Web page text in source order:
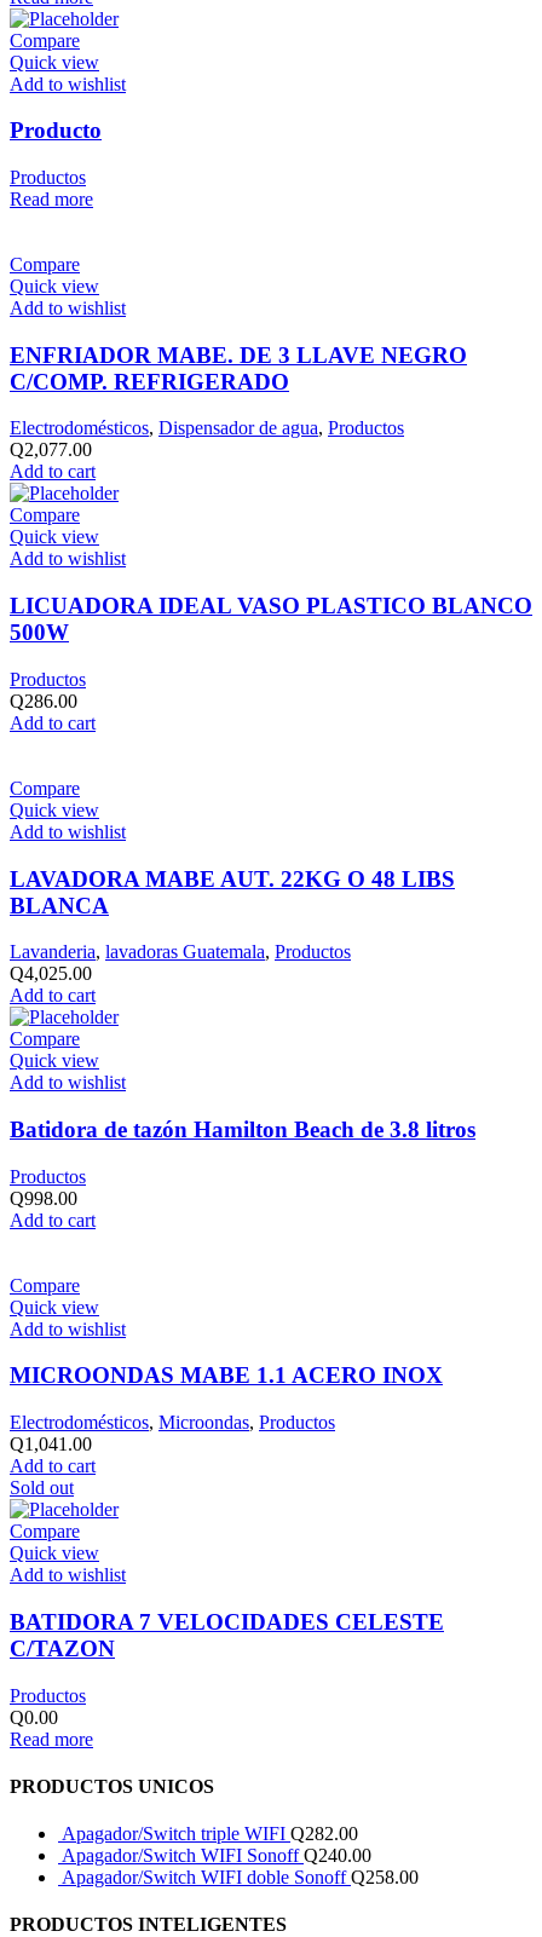
Compare
Quick view
Add to wishlist
Producto
Productos
Read more
Compare
Quick view
Add to wishlist
ENFRIADOR MABE. DE 3 LLAVE NEGRO
C/COMP. REFRIGERADO
Electrodomésticos, Dispensador de agua, Productos
Q2,077.00
Add to cart
Compare
Quick view
Add to wishlist
LICUADORA IDEAL VASO PLASTICO BLANCO
500W
Productos
Q286.00
Add to cart
Compare
Quick view
Add to wishlist
LAVADORA MABE AUT. 22KG O 48 LIBS
BLANCA
Lavanderia, lavadoras Guatemala, Productos
Q4,025.00
Add to cart
Compare
Quick view
Add to wishlist
Batidora de tazón Hamilton Beach de 3.8 litros
Productos
Q998.00
Add to cart
Compare
Quick view
Add to wishlist
MICROONDAS MABE 1.1 ACERO INOX
Electrodomésticos, Microondas, Productos
Q1,041.00
Add to cart
Sold out
Compare
Quick view
Add to wishlist
BATIDORA 7 VELOCIDADES CELESTE
C/TAZON
Productos
Q0.00
Read more
PRODUCTOS UNICOS
Apagador/Switch triple WIFI Q282.00
Apagador/Switch WIFI SonoffQ240.00
Apagador/Switch WIFI doble SonoffQ258.00
PRODUCTOS INTELIGENTES